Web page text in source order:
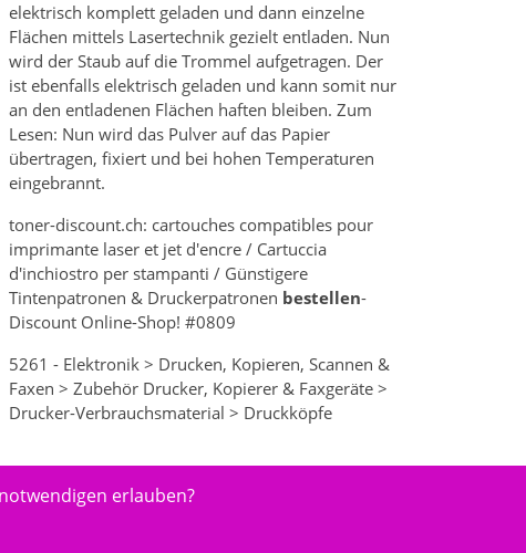
elektrisch komplett geladen und dann einzelne
Flächen mittels Lasertechnik gezielt entladen. Nun
wird der Staub auf die Trommel aufgetragen. Der
ist ebenfalls elektrisch geladen und kann somit nur
an den entladenen Flächen haften bleiben. Zum
Lesen: Nun wird das Pulver auf das Papier
übertragen, fixiert und bei hohen Temperaturen
eingebrannt.
toner-discount.ch: cartouches compatibles pour
imprimante laser et jet d'encre / Cartuccia
d'inchiostro per stampanti / Günstigere
Tintenpatronen & Druckerpatronen bestellen-
Discount Online-Shop! #0809
5261 - Elektronik > Drucken, Kopieren, Scannen &
Faxen > Zubehör Drucker, Kopierer & Faxgeräte >
Drucker-Verbrauchsmaterial > Druckköpfe
erlauben?